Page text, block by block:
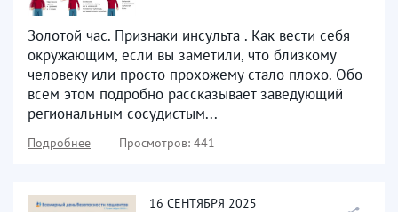
Золотой час. Признаки инсульта . Как вести себя
окружающим, если вы заметили, что близкому
человеку или просто прохожему стало плохо. Обо
всем этом подробно рассказывает заведующий
региональным сосудистым...
Подробнее Просмотров: 441
16 СЕНТЯБРЯ 2025